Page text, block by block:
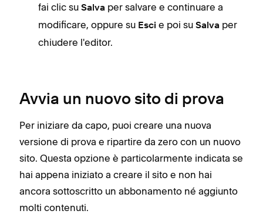
fai clic su Salva per salvare e continuare a
modificare, oppure su Esci e poi su Salva per
chiudere l'editor.
Avvia un nuovo sito di prova
Per iniziare da capo, puoi creare una nuova
versione di prova e ripartire da zero con un nuovo
sito. Questa opzione è particolarmente indicata se
hai appena iniziato a creare il sito e non hai
ancora sottoscritto un abbonamento né aggiunto
molti contenuti.